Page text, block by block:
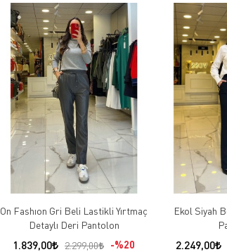
On Fashıon Gri Beli Lastikli Yırtmaç
Detaylı Deri Pantolon
1.839,00 2.299,00 %20
Ekol Siyah
2.249,00